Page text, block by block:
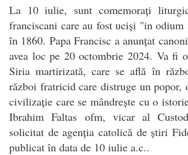
La 10 iulie, sunt comemorați
franciscani care au fost uciși "in odium
în 1860. Papa Francisc a anunțat
avea loc pe 20 octombrie 2024. Va fi
Siria martirizată, care se află în
război fratricid care distruge un popor,
civilizație care se mândrește cu o
Ibrahim Faltas ofm, vicar al
solicitat de agenția catolică de știri
publicat în data de 10 iulie a.c..